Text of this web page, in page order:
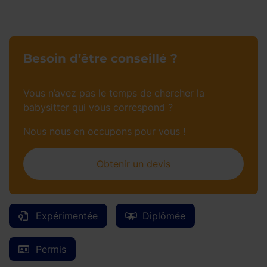
Expérimentée Diplômée
Permis
Besoin d’être conseillé ?
Vous n’avez pas le temps de chercher la
babysitter qui vous correspond ?
Nous nous en occupons pour vous !
Obtenir un devis